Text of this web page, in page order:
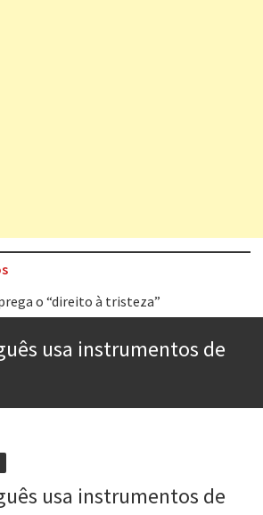
o “direito à tristeza”
Borges
usa instrumentos de
usa instrumentos de